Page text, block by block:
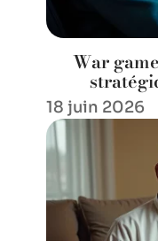
War
18 juin 2026